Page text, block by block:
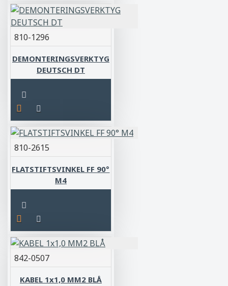
810-1296
DEMONTERINGSVERKTYG
DEUTSCH DT
810-2615
FLATSTIFTSVINKEL FF 90°
M4
842-0507
KABEL 1x1,0 MM2 BLÅ